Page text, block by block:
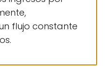
flujo constante